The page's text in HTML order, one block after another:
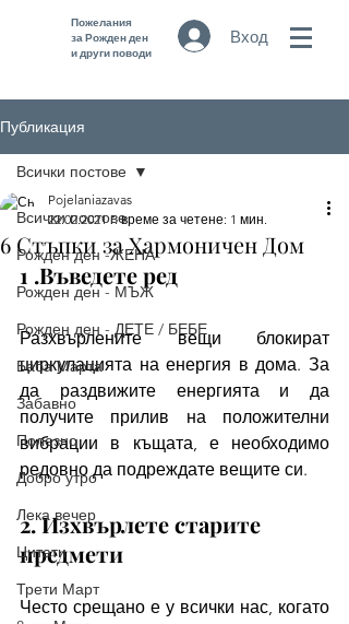
Пожелания
за Рожден ден
и други поводи
Вход
Публикация
Всички постове
Рожден ден -ЖЕНА
Рожден ден - МЪЖ
Рожден ден - ДЕТЕ / БЕБЕ
Баба Марта
Забавно
Полезно
Добро утро
Лека вечер
Цитати
Трети Март
Всички постове
6 Стъпки за Хармоничен Дом
Pojelaniazavas
22.02.2021 г. време за четене: 1 мин.
1 .Въведете ред
Разхвърлените вещи блокират
циркулацията на енергия в дома. За
да раздвижите енергията и да
получите прилив на положителни
вибрации в къщата, е необходимо
редовно да подреждате вещите си.
2. Изхвърлете старите
предмети
Често срещано е у всички нас, когато